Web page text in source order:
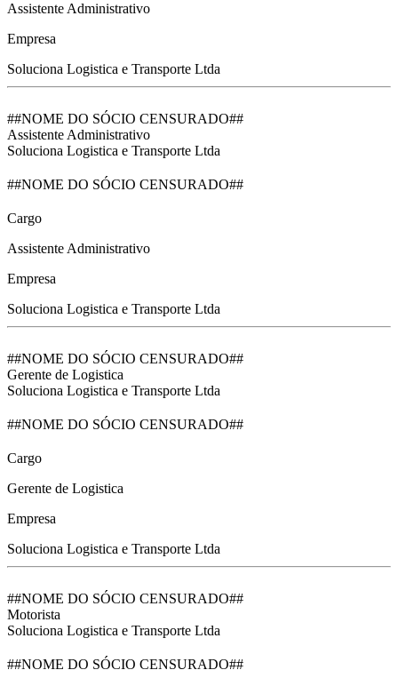
Assistente Administrativo
Empresa
Soluciona Logistica e Transporte Ltda
##NOME DO SÓCIO CENSURADO##
Assistente Administrativo
Soluciona Logistica e Transporte Ltda
##NOME DO SÓCIO CENSURADO##
Cargo
Assistente Administrativo
Empresa
Soluciona Logistica e Transporte Ltda
##NOME DO SÓCIO CENSURADO##
Gerente de Logistica
Soluciona Logistica e Transporte Ltda
##NOME DO SÓCIO CENSURADO##
Cargo
Gerente de Logistica
Empresa
Soluciona Logistica e Transporte Ltda
##NOME DO SÓCIO CENSURADO##
Motorista
Soluciona Logistica e Transporte Ltda
##NOME DO SÓCIO CENSURADO##